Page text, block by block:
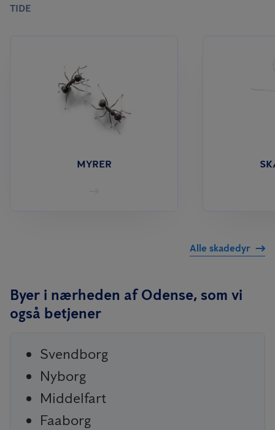
TIDE
MYRER
Alle skadedyr
Byer i nærheden af Odense, som vi
også betjener
Svendborg
Nyborg
Middelfart
Faaborg